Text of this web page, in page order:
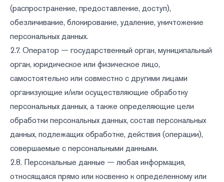
(распространение, предоставление, доступ),
обезличивание, блокирование, удаление, уничтожение
персональных данных.
2.7. Оператор — государственный орган, муниципальный
орган, юридическое или физическое лицо,
самостоятельно или совместно с другими лицами
организующие и/или осуществляющие обработку
персональных данных, а также определяющие цели
обработки персональных данных, состав персональных
данных, подлежащих обработке, действия (операции),
совершаемые с персональными данными.
2.8. Персональные данные — любая информация,
относящаяся прямо или косвенно к определенному или